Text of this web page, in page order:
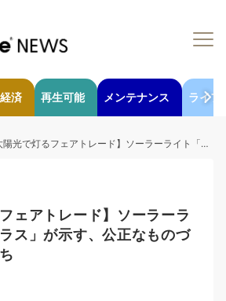
済 再生可能 メンテナンス ライフ
光で灯るフェアトレード】ソーラーライト「ソネングラス」が示す、公正なものづくりの次のかたち
ェアトレード】ソーラーラ
ス」が示す、公正なものづ